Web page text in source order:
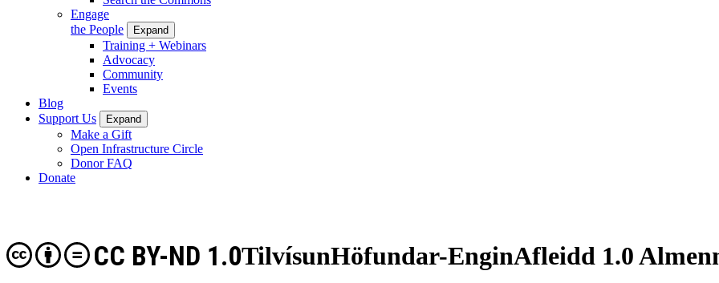
Engage
the People
Expand
Training + Webinars
Advocacy
Community
Events
Blog
Support Us
Expand
Make a Gift
Open Infrastructure Circle
Donor FAQ
Donate
TilvísunHöfundar-EnginAfleidd 1.0
CC BY-ND 1.0